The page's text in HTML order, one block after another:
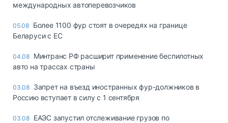
международных автоперевозчиков
05.08 Более 1100 фур стоят в очередях на границе
Беларуси с ЕС
04.08 Минтранс РФ расширит применение беспилотных
авто на трассах страны
03.08 Запрет на въезд иностранных фур-должников в
Россию вступает в силу с 1 сентября
03.08 ЕАЭС запустил отслеживание грузов по